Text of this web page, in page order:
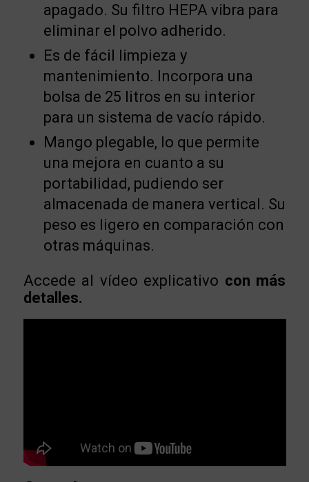
apagado. Su filtro HEPA vibra para
eliminar el polvo adherido.
Es de fácil limpieza y
mantenimiento. Incorpora una
bolsa de 25 litros en su interior
para un sistema de vacío rápido.
Mango plegable, lo que permite
una mejora en cuanto a su
portabilidad, pudiendo ser
almacenada de manera vertical. Su
peso es ligero en comparación con
otras máquinas.
Accede al vídeo explicativo con más
detalles.